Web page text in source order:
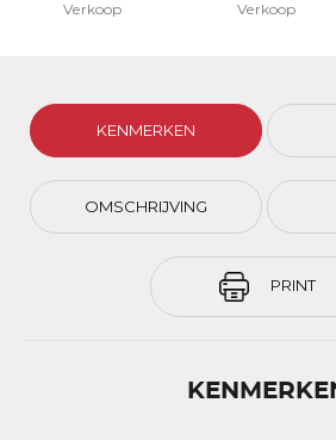
Verkoop
Verkoop
KENMERKEN
OMSCHRIJVING
PRINT